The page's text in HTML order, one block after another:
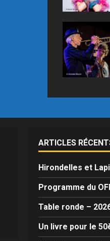
ARTICLES
Hirondelles et
Programme du
Table ronde –
Un livre pour le